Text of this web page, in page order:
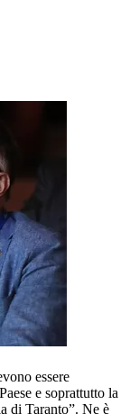
essere
e soprattutto la
di Taranto”. Ne è